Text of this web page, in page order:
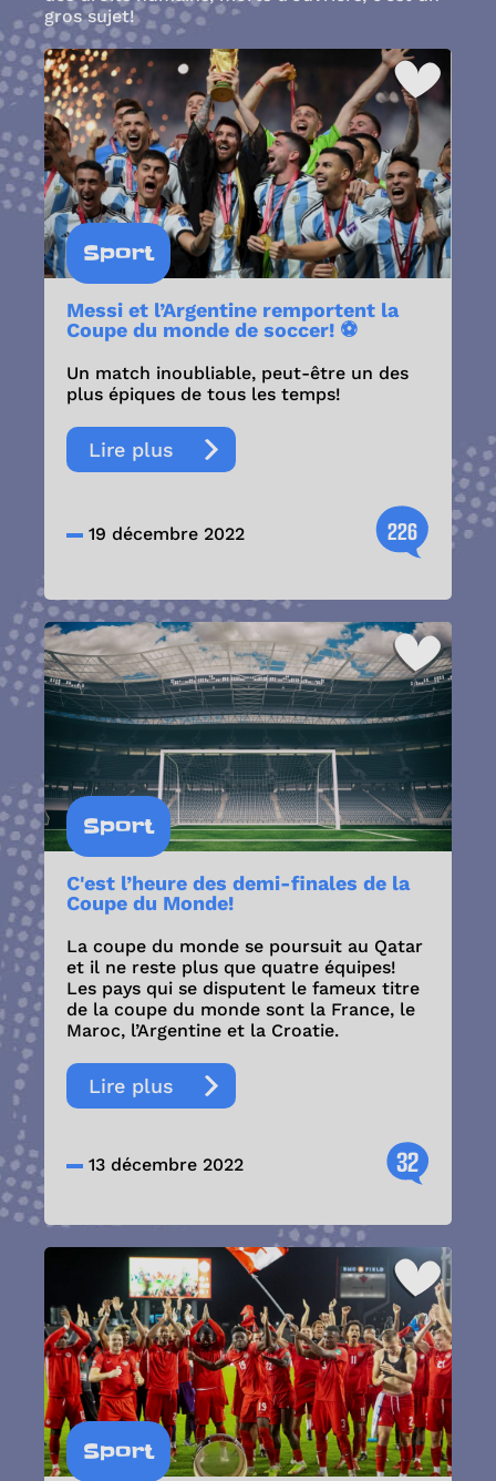
gros sujet!
Sport
Messi et l’Argentine remportent la
Coupe du monde de soccer! ⚽
Un match inoubliable, peut-être un des
plus épiques de tous les temps!
Lire plus
19 décembre 2022 226
Sport
C'est l’heure des demi-finales de la
Coupe du Monde!
La coupe du monde se poursuit au Qatar
et il ne reste plus que quatre équipes!
Les pays qui se disputent le fameux titre
de la coupe du monde sont la France, le
Maroc, l’Argentine et la Croatie.
Lire plus
13 décembre 2022 32
Sport